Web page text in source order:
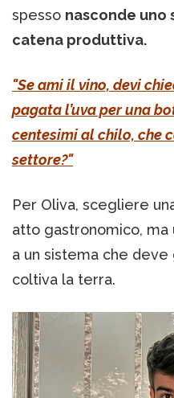
spesso nasconde
catena produttiva.
"Se ami il vino, devi
pagata l’uva per una
centesimi al chilo, che
settore?"
Per Oliva, scegliere
atto gastronomico,
a un sistema che
coltiva la terra.